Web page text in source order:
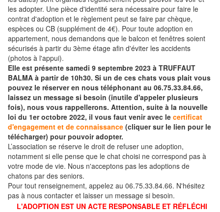
les adopter. Une pièce d'identité sera nécessaire pour faire le
contrat d'adoption et le règlement peut se faire par chèque,
espèces ou CB (supplément de 4€). Pour toute adoption en
appartement, nous demandons que le balcon et fenêtres soient
sécurisés à partir du 3ème étage afin d'éviter les accidents
(photos à l'appui).
Elle est présente samedi 9 septembre 2023 à TRUFFAUT
BALMA à partir de 10h30. Si un de ces chats vous plait vous
pouvez le réserver en nous téléphonant au 06.75.33.84.66,
laissez un message si besoin (inutile d'appeler plusieurs
fois), nous vous rappellerons. Attention, suite à la nouvelle
loi du 1er octobre 2022, il vous faut venir avec le certificat
d'engagement et de connaissance (cliquer sur le lien pour le
télécharger) pour pouvoir adopter.
L’association se réserve le droit de refuser une adoption,
notamment si elle pense que le chat choisi ne correspond pas à
votre mode de vie. Nous n'acceptons pas les adoptions de
chatons par des seniors.
Pour tout renseignement, appelez au 06.75.33.84.66. N'hésitez
pas à nous contacter et laisser un message si besoin.
L'ADOPTION EST UN ACTE RESPONSABLE ET RÉFLÉCHI